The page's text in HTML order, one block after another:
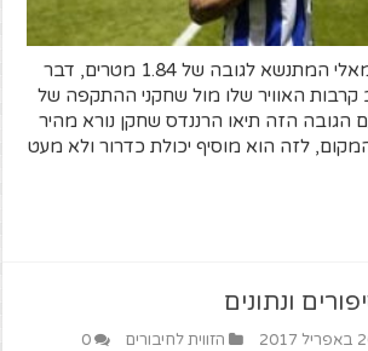
תיאו הרננדס מגן שמאלי המתנשא לגובה של 1.84 מטרים, דבר
קרבות האוויר שלו מול שחקני ההתקפה של
הגובה הזה תיאו הרננדס שחקן נורא מהיר
לזה הוא מוסיף יכולת כדרור ולא מעט
ונתונים
2017 הזווית לחיבורים 0